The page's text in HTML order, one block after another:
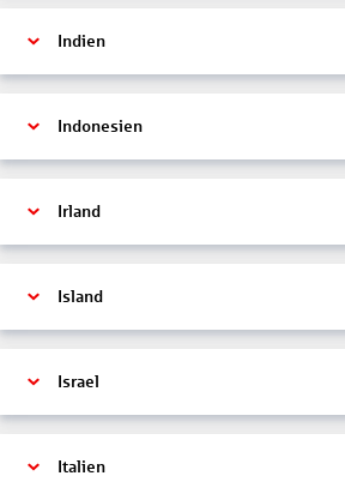
Indien
Indonesien
Irland
Island
Israel
Italien